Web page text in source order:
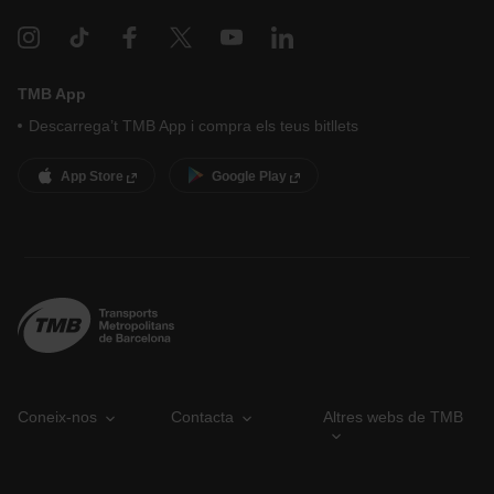
TMB App
Descarrega’t TMB App i compra els teus bitllets
App Store Google Play
Coneix-nos Contacta Altres webs de TMB